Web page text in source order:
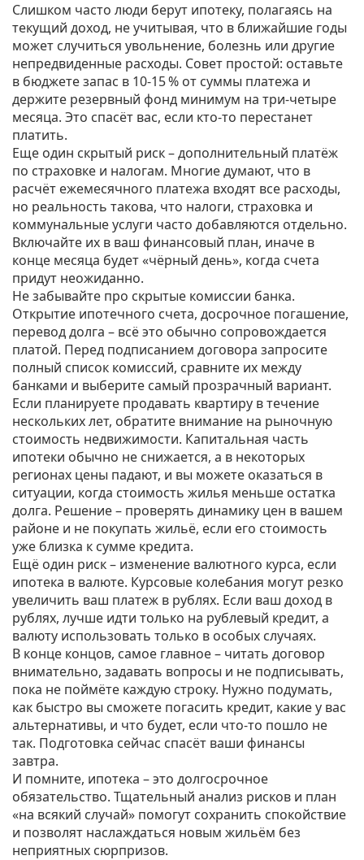
Слишком часто люди берут ипотеку, полагаясь на
текущий доход, не учитывая, что в ближайшие годы
может случиться увольнение, болезнь или другие
непредвиденные расходы. Совет простой: оставьте
в бюджете запас в 10‑15 % от суммы платежа и
держите резервный фонд минимум на три‑четыре
месяца. Это спасёт вас, если кто‑то перестанет
платить.
Еще один скрытый риск – дополнительный платёж
по страховке и налогам. Многие думают, что в
расчёт ежемесячного платежа входят все расходы,
но реальность такова, что налоги, страховка и
коммунальные услуги часто добавляются отдельно.
Включайте их в ваш финансовый план, иначе в
конце месяца будет «чёрный день», когда счета
придут неожиданно.
Не забывайте про скрытые комиссии банка.
Открытие ипотечного счета, досрочное погашение,
перевод долга – всё это обычно сопровождается
платой. Перед подписанием договора запросите
полный список комиссий, сравните их между
банками и выберите самый прозрачный вариант.
Если планируете продавать квартиру в течение
нескольких лет, обратите внимание на рыночную
стоимость недвижимости. Капитальная часть
ипотеки обычно не снижается, а в некоторых
регионах цены падают, и вы можете оказаться в
ситуации, когда стоимость жилья меньше остатка
долга. Решение – проверять динамику цен в вашем
районе и не покупать жильё, если его стоимость
уже близка к сумме кредита.
Ещё один риск – изменение валютного курса, если
ипотека в валюте. Курсовые колебания могут резко
увеличить ваш платеж в рублях. Если ваш доход в
рублях, лучше идти только на рублевый кредит, а
валюту использовать только в особых случаях.
В конце концов, самое главное – читать договор
внимательно, задавать вопросы и не подписывать,
пока не поймёте каждую строку. Нужно подумать,
как быстро вы сможете погасить кредит, какие у вас
альтернативы, и что будет, если что‑то пошло не
так. Подготовка сейчас спасёт ваши финансы
завтра.
И помните, ипотека – это долгосрочное
обязательство. Тщательный анализ рисков и план
«на всякий случай» помогут сохранить спокойствие
и позволят наслаждаться новым жильём без
неприятных сюрпризов.